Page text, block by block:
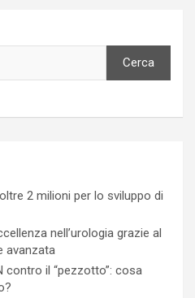
Cerca
2 milioni per lo sviluppo di
nell’urologia grazie al
avanzata
contro il “pezzotto”: cosa